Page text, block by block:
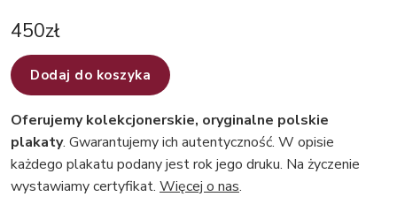
450zł
Dodaj do koszyka
Oferujemy kolekcjonerskie, oryginalne polskie
plakaty. Gwarantujemy ich autentyczność. W opisie
każdego plakatu podany jest rok jego druku. Na życzenie
wystawiamy certyfikat. Więcej o nas.